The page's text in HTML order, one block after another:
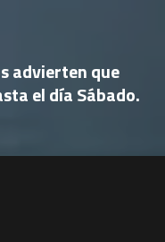
advierten que
el día Sábado.